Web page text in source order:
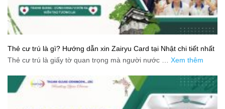
Thẻ cư trú là gì? Hướng dẫn xin Zairyu Card tại Nhật chi tiết nhất
Thẻ cư trú là giấy tờ quan trọng mà người nước … Xem thêm